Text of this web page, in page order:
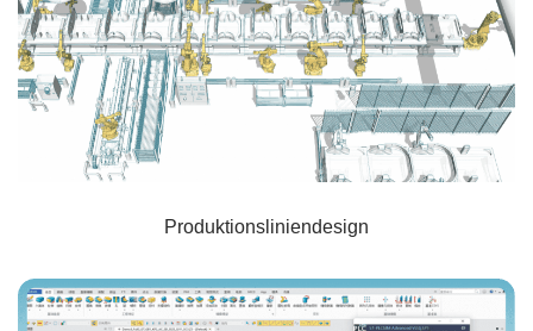
Produktionsliniendesign